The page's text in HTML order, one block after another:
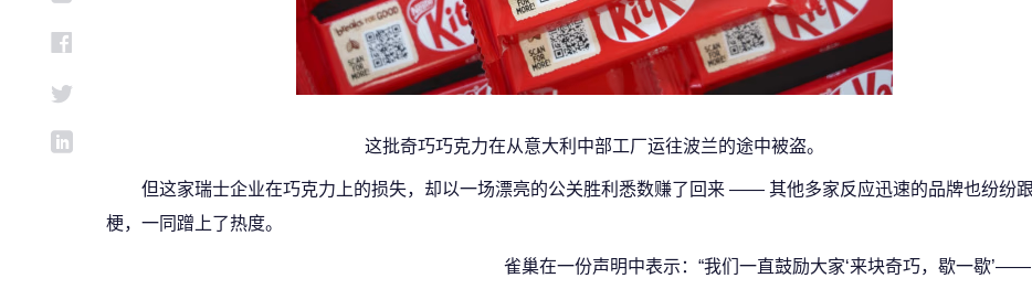
这批奇巧巧克力在从意大利中部工厂运往波兰的途中被盗。
但这家瑞士企业在巧克力上的损失，却以一场漂亮的公关胜利悉数赚了回来 —— 其他多家反应迅速的品牌也纷纷
梗，一同蹭上了热度。
雀巢在一份声明中表示：“我们一直鼓励大家‘来块奇巧，歇一歇